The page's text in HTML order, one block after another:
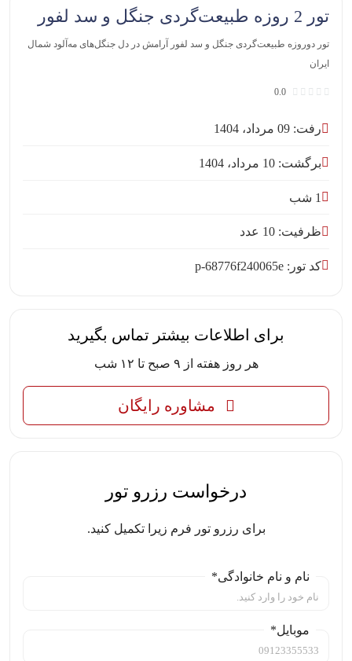
تور 2 روزه طبیعت‌گردی جنگل و سد لفور
تور دو‌روزه طبیعت‌گردی جنگل و سد لفور آرامش در دل جنگل‌های مه‌آلود شمال
ایران
0.0
رفت: 09 مرداد، 1404
برگشت: 10 مرداد، 1404
1 شب
ظرفیت: 10 عدد
کد تور: p-68776f240065e
برای اطلاعات بیشتر تماس بگیرید
هر روز هفته از ۹ صبح تا ۱۲ شب
مشاوره رایگان
درخواست رزرو تور
برای رزرو تور فرم زیرا تکمیل کنید.
نام و نام خانوادگی*
موبایل*